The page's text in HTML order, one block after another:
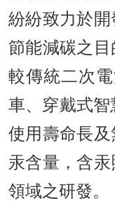
紛紛致力於
節能減碳之
較傳統二次
車、穿戴式
使用壽命長
汞含量，含
領域之研發。